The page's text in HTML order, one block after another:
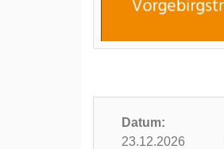
Datum:
23.12.2026